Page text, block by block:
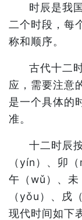
时辰是我
二个时段，每
称和顺序。
古代十二
应，需要注意
是一个具体的
准。
十二时辰
（yín）、卯
午（wǔ）、
（yǒu）、戌
现代时间如下